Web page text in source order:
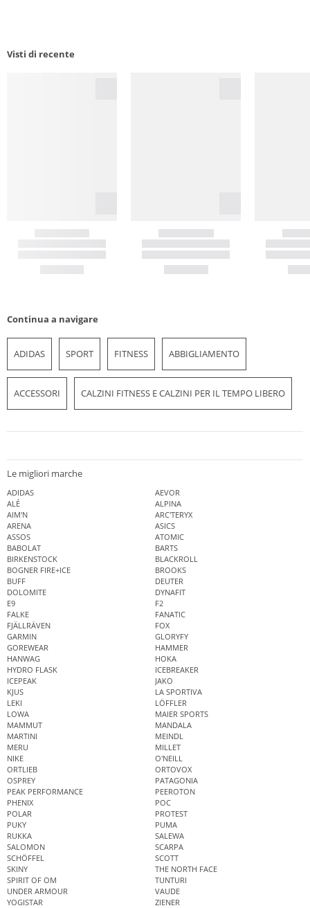
Visti di recente
Continua a navigare
ADIDAS SPORT FITNESS ABBIGLIAMENTO
ACCESSORI CALZINI FITNESS E CALZINI PER IL TEMPO LIBERO
Le migliori marche
ADIDAS
AEVOR
ALÉ
ALPINA
AIM'N
ARC'TERYX
ARENA
ASICS
ASSOS
ATOMIC
BABOLAT
BARTS
BIRKENSTOCK
BLACKROLL
BOGNER FIRE+ICE
BROOKS
BUFF
DEUTER
DOLOMITE
DYNAFIT
E9
F2
FALKE
FANATIC
FJÄLLRÄVEN
FOX
GARMIN
GLORYFY
GOREWEAR
HAMMER
HANWAG
HOKA
HYDRO FLASK
ICEBREAKER
ICEPEAK
JAKO
KJUS
LA SPORTIVA
LEKI
LÖFFLER
LOWA
MAIER SPORTS
MAMMUT
MANDALA
MARTINI
MEINDL
MERU
MILLET
NIKE
O'NEILL
ORTLIEB
ORTOVOX
OSPREY
PATAGONIA
PEAK PERFORMANCE
PEEROTON
PHENIX
POC
POLAR
PROTEST
PUKY
PUMA
RUKKA
SALEWA
SALOMON
SCARPA
SCHÖFFEL
SCOTT
SKINY
THE NORTH FACE
SPIRIT OF OM
TUNTURI
UNDER ARMOUR
VAUDE
YOGISTAR
ZIENER